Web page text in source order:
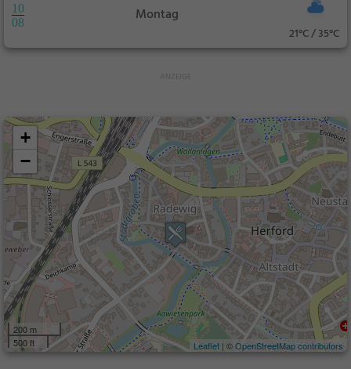
10
08
Montag
21°C / 35°C
+
−
200 m
500 ft
Leaflet | ©OpenStreetMap contributors